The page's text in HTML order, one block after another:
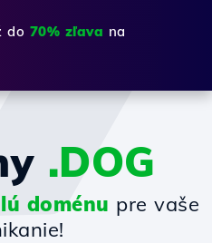
do 70% zľava na
.DOG
doménu pre vaše